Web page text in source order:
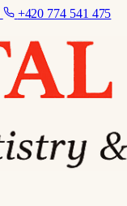
+420 774 541 475